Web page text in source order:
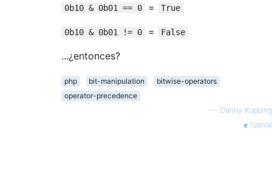
0b10 & 0b01 == 0 = True
0b10 & 0b01 != 0 = False
...¿entonces?
php bit-manipulation
bitwise-operators
operator-precedence
— Danny Kopping
fuente